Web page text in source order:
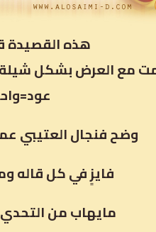
هذه القصيدة
مع العرض بشكل شيلة
وضح فنجال العتيبي
فايزٍ في كل قاله
مايهاب من التحدي